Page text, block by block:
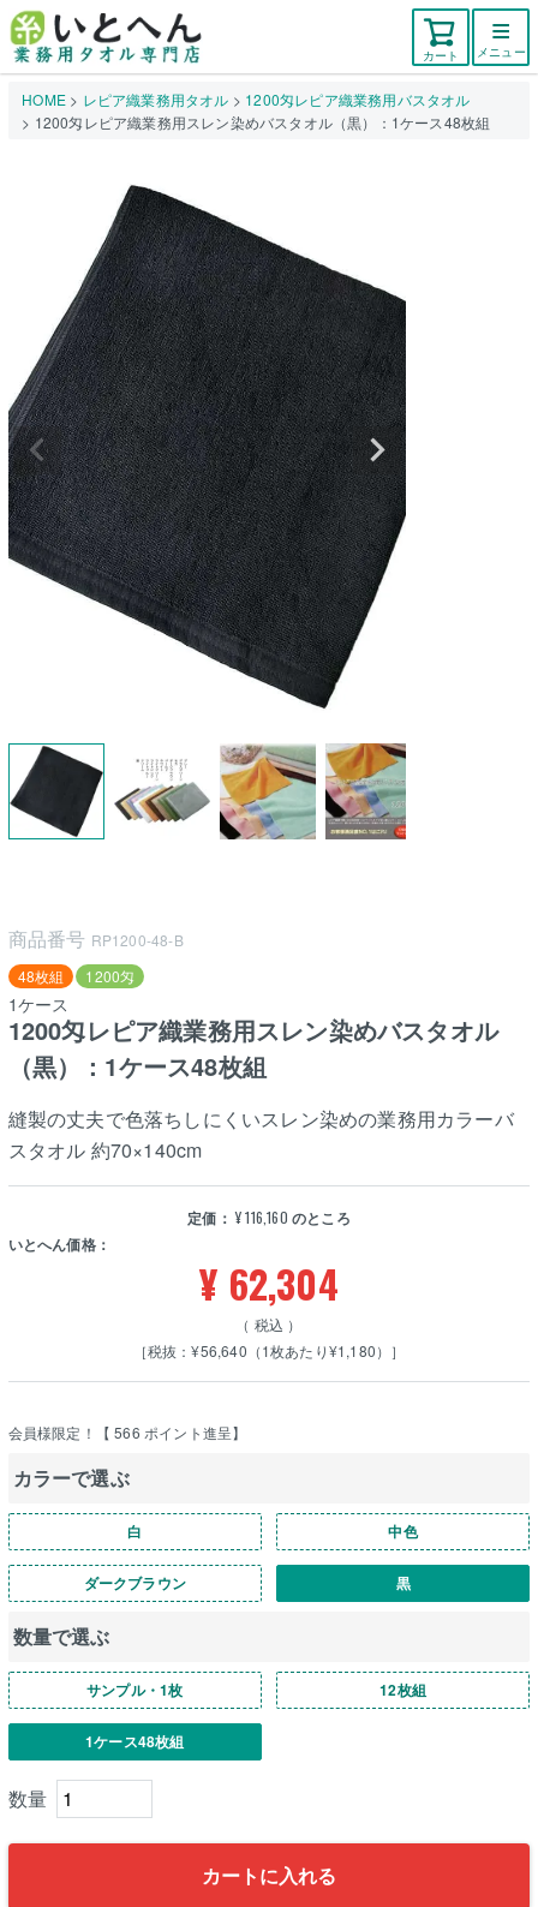
カート メニュー
HOME レピア織業務用タオル
1200匁レピア織業務用バスタオル
1200匁レピア織業務用スレン染めバスタオル（黒）：1ケース48枚組
商品番号 RP1200-48-B
48枚組
1200匁
1ケース
1200匁レピア織業務用スレン染めバスタオル
（黒）：1ケース48枚組
縫製の丈夫で色落ちしにくいスレン染めの業務用カラーバ
スタオル 約70×140cm
定価： ¥116,160 のところ
いとへん価格：
¥ 62,304
税込
［税抜：¥56,640（1枚あたり¥1,180）］
会員様限定！【 566 ポイント進呈】
カラーで選ぶ
白 中色
ダークブラウン 黒
数量で選ぶ
サンプル・1枚 12枚組
1ケース48枚組
カートに入れる